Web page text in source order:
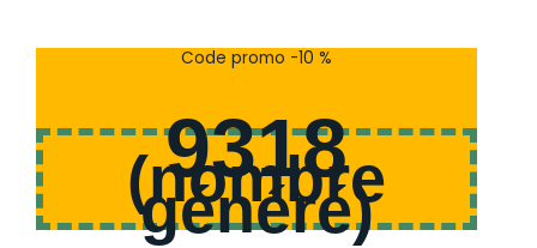
s
s
Code promo -10 %
9318
(nombre
généré)